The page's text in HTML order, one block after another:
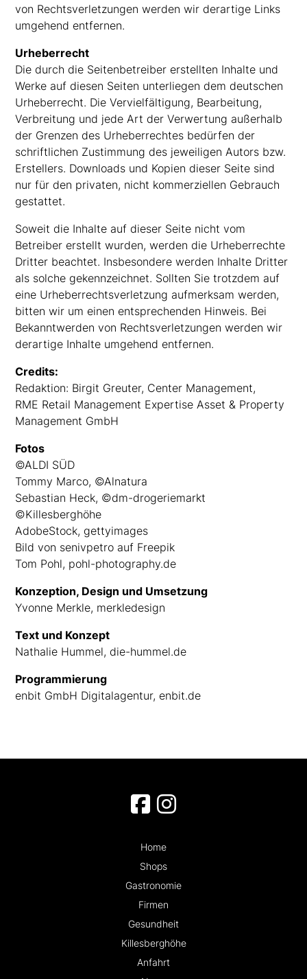
von Rechtsverletzungen werden wir derartige Links
umgehend entfernen.
Urheberrecht
Die durch die Seitenbetreiber erstellten Inhalte und
Werke auf diesen Seiten unterliegen dem deutschen
Urheberrecht. Die Vervielfältigung, Bearbeitung,
Verbreitung und jede Art der Verwertung außerhalb
der Grenzen des Urheberrechtes bedürfen der
schriftlichen Zustimmung des jeweiligen Autors bzw.
Erstellers. Downloads und Kopien dieser Seite sind
nur für den privaten, nicht kommerziellen Gebrauch
gestattet.
Soweit die Inhalte auf dieser Seite nicht vom
Betreiber erstellt wurden, werden die Urheberrechte
Dritter beachtet. Insbesondere werden Inhalte Dritter
als solche gekennzeichnet. Sollten Sie trotzdem auf
eine Urheberrechtsverletzung aufmerksam werden,
bitten wir um einen entsprechenden Hinweis. Bei
Bekanntwerden von Rechtsverletzungen werden wir
derartige Inhalte umgehend entfernen.
Credits:
Redaktion: Birgit Greuter, Center Management,
RME Retail Management Expertise Asset & Property
Management GmbH
Fotos
©ALDI SÜD
Tommy Marco, ©Alnatura
Sebastian Heck, ©dm-drogeriemarkt
©Killesberghöhe
AdobeStock, gettyimages
Bild von senivpetro auf Freepik
Tom Pohl, pohl-photography.de
Konzeption, Design und Umsetzung
Yvonne Merkle, merkledesign
Text und Konzept
Nathalie Hummel, die-hummel.de
Programmierung
enbit GmbH Digitalagentur, enbit.de
Home
Shops
Gastronomie
Firmen
Gesundheit
Killesberghöhe
Anfahrt